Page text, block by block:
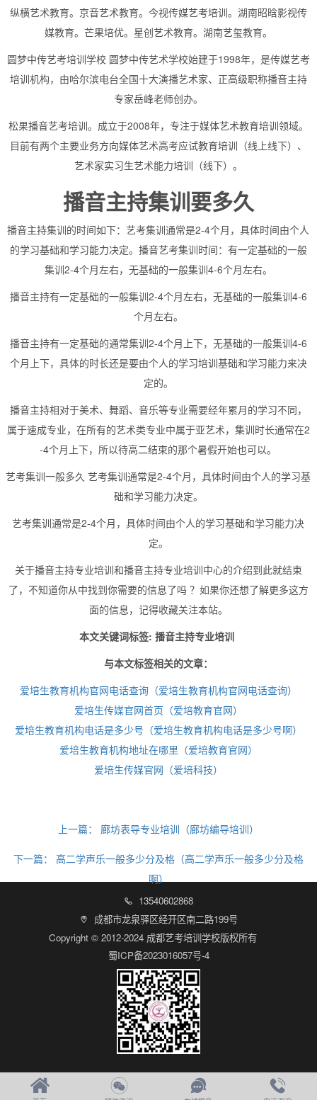
纵横艺术教育。京音艺术教育。今视传媒艺考培训。湖南昭晗影视传
媒教育。芒果培优。星创艺术教育。湖南艺玺教育。
圆梦中传艺考培训学校 圆梦中传艺术学校始建于1998年，是传媒艺考
培训机构，由哈尔滨电台全国十大演播艺术家、正高级职称播音主持
专家岳峰老师创办。
松果播音艺考培训。成立于2008年，专注于媒体艺术教育培训领域。
目前有两个主要业务方向媒体艺术高考应试教育培训（线上线下）、
艺术家实习生艺术能力培训（线下）。
播音主持集训要多久
播音主持集训的时间如下：艺考集训通常是2-4个月，具体时间由个人
的学习基础和学习能力决定。播音艺考集训时间：有一定基础的一般
集训2-4个月左右，无基础的一般集训4-6个月左右。
播音主持有一定基础的一般集训2-4个月左右，无基础的一般集训4-6
个月左右。
播音主持有一定基础的通常集训2-4个月上下，无基础的一般集训4-6
个月上下，具体的时长还是要由个人的学习培训基础和学习能力来决
定的。
播音主持相对于美术、舞蹈、音乐等专业需要经年累月的学习不同，
属于速成专业，在所有的艺术类专业中属于亚艺术，集训时长通常在2
-4个月上下，所以待高二结束的那个暑假开始也可以。
艺考集训一般多久 艺考集训通常是2-4个月，具体时间由个人的学习基
础和学习能力决定。
艺考集训通常是2-4个月，具体时间由个人的学习基础和学习能力决
定。
关于播音主持专业培训和播音主持专业培训中心的介绍到此就结束
了，不知道你从中找到你需要的信息了吗 ？如果你还想了解更多这方
面的信息，记得收藏关注本站。
本文关键词标签: 播音主持专业培训
与本文标签相关的文章：
爱培生教育机构官网电话查询（爱培生教育机构官网电话查询）
爱培生传媒官网首页（爱培教育官网）
爱培生教育机构电话是多少号（爱培生教育机构电话是多少号啊）
爱培生教育机构地址在哪里（爱培教育官网）
爱培生传媒官网（爱培科技）
上一篇： 廊坊表导专业培训（廊坊编导培训）
下一篇：
高二学声乐一般多少分及格（高二学声乐一般多少分及格
啊）
 13540602868

成都市龙泉驿区经开区南二路199号
Copyright © 2012-2024 成都艺考培训学校版权所有
蜀ICP备2023016057号-4